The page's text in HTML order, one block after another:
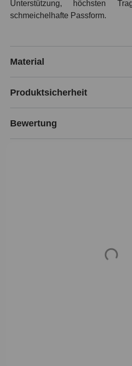
Unterstützung, höchsten
schmeichelhafte Passform.
Material
Produktsicherheit
Bewertung
Loading...